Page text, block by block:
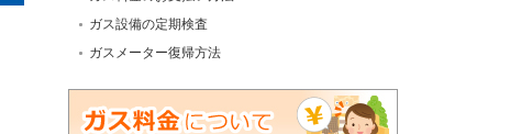
ガス設備の定期検査
ガスメーター復帰方法